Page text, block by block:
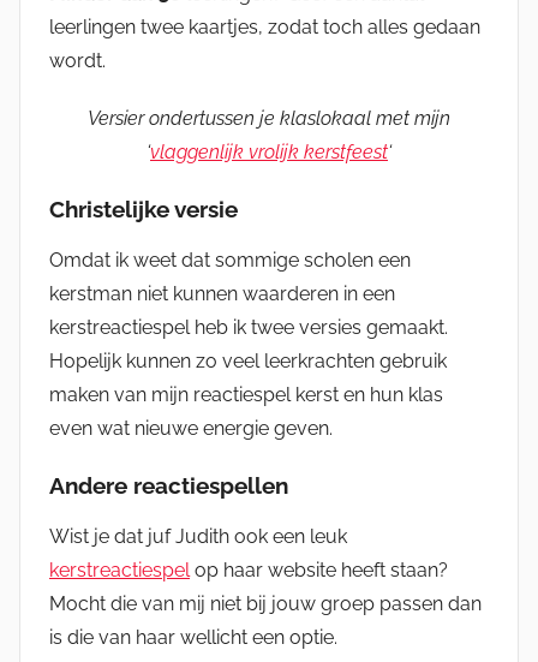
leerlingen twee kaartjes, zodat toch alles gedaan
wordt.
Versier ondertussen je klaslokaal met mijn
‘vlaggenlijk vrolijk kerstfeest‘
Christelijke versie
Omdat ik weet dat sommige scholen een
kerstman niet kunnen waarderen in een
kerstreactiespel heb ik twee versies gemaakt.
Hopelijk kunnen zo veel leerkrachten gebruik
maken van mijn reactiespel kerst en hun klas
even wat nieuwe energie geven.
Andere reactiespellen
Wist je dat juf Judith ook een leuk
kerstreactiespel op haar website heeft staan?
Mocht die van mij niet bij jouw groep passen dan
is die van haar wellicht een optie.